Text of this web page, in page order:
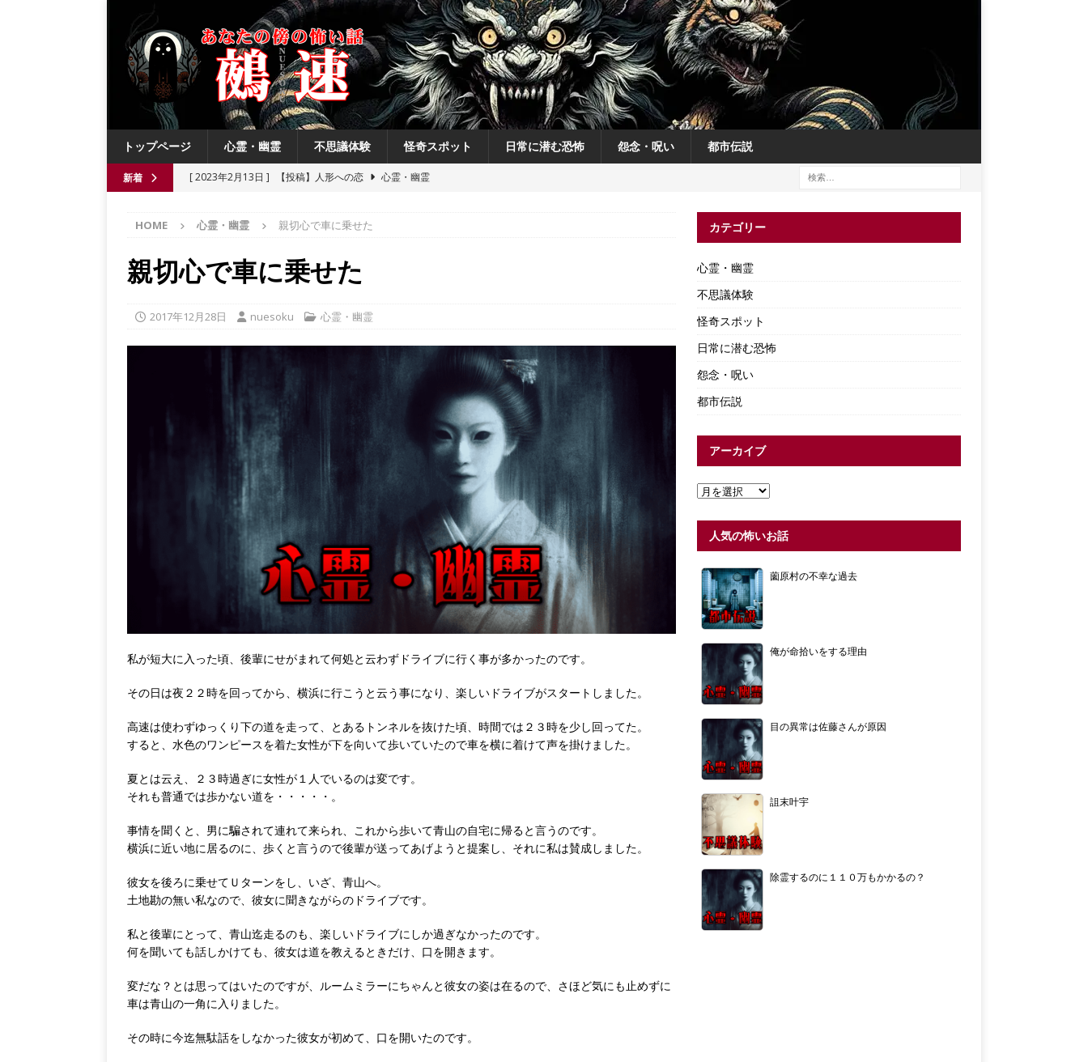
トップページ 心霊・幽霊 不思議体験 怪奇スポット 日常に潜む恐怖 怨念・呪い 都市伝説
新着 [ 2023年2月13日 ] 【投稿】人形への恋
心霊・幽霊
[ 2021年6月13日 ]
チチケゥ
都市伝説
[ 2021年6月13日 ]
ニュータウン祟り神
[ 2023年4月4日 ] 【投稿】厄祓い 怨念・呪い
HOME 心霊・幽霊 親切心で車に乗せた
親切心で車に乗せた
2017年12月28日 nuesoku 心霊・幽霊
私が短大に入った頃、後輩にせがまれて何処と云わずドライブに行く事が多かったのです。
その日は夜２２時を回ってから、横浜に行こうと云う事になり、楽しいドライブがスタートしました。
高速は使わずゆっくり下の道を走って、とあるトンネルを抜けた頃、時間では２３時を少し回ってた。
すると、水色のワンピースを着た女性が下を向いて歩いていたので車を横に着けて声を掛けました。
夏とは云え、２３時過ぎに女性が１人でいるのは変です。
それも普通では歩かない道を・・・・・。
事情を聞くと、男に騙されて連れて来られ、これから歩いて青山の自宅に帰ると言うのです。
横浜に近い地に居るのに、歩くと言うので後輩が送ってあげようと提案し、それに私は賛成しました。
彼女を後ろに乗せてＵターンをし、いざ、青山へ。
土地勘の無い私なので、彼女に聞きながらのドライブです。
私と後輩にとって、青山迄走るのも、楽しいドライブにしか過ぎなかったのです。
何を聞いても話しかけても、彼女は道を教えるときだけ、口を開きます。
変だな？とは思ってはいたのですが、ルームミラーにちゃんと彼女の姿は在るので、さほど気にも止めずに
車は青山の一角に入りました。
その時に今迄無駄話をしなかった彼女が初めて、口を開いたのです。
カテゴリー
心霊・幽霊
不思議体験
怪奇スポット
日常に潜む恐怖
怨念・呪い
都市伝説
アーカイブ
人気の怖いお話
薗原村の不幸な過去
俺が命拾いをする理由
目の異常は佐藤さんが原因
詛末叶宇
除霊するのに１１０万もかかるの？